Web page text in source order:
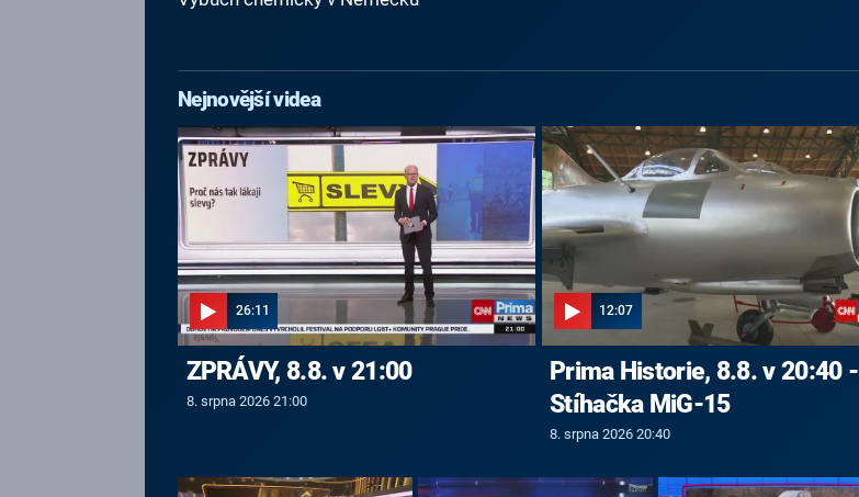
Nejnovější videa
26:11
ZPRÁVY, 8.8. v 21:00
8. srpna 2026 21:00
12:07
Prima Historie, 8.8. v 20:40 -
Stíhačka MiG-15
8. srpna 2026 20:40